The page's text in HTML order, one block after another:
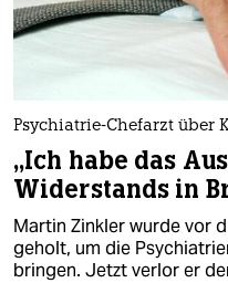
Psychiatrie-Chefarzt über
„Ich habe das
Widerstands in
Martin Zinkler wurde vor
geholt, um die
bringen. Jetzt verlor er